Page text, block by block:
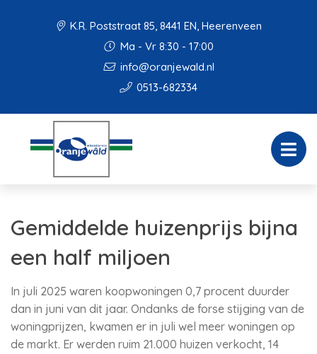
K.R. Poststraat 85, 8441 EN, Heerenveen
Ma - Vr 8:30 - 17:00
info@oranjewald.nl
0513-682334
Gemiddelde huizenprijs bijna
een half miljoen
In juli 2025 waren koopwoningen 0,7 procent duurder
dan in juni van dit jaar. Ondanks de forse stijging van de
woningprijzen, kwamen er in juli wel meer woningen op
de markt. Er werden ruim 21.000 huizen verkocht, 14